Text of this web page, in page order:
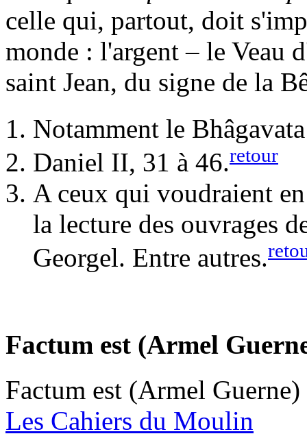
celle qui, partout, doit
monde : l'argent – le Veau
saint Jean, du signe de la
Notamment le
Daniel II, 31 à 46.retour
A ceux qui voudraient
la lecture des ouvrages
Georgel. Entre autres.
Factum est (Armel
Factum est (Armel Guerne)
Les Cahiers du Moulin